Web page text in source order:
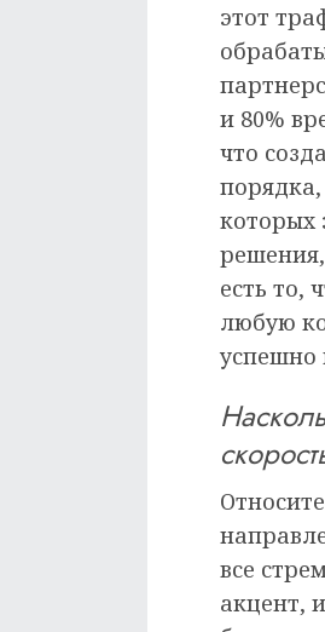
этот
и 80%
что
которых
есть то,
любую
успешно
все
акцент,